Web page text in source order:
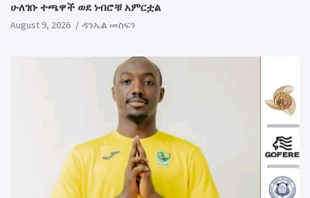
ሁለገቡ ተጫዋች ወደ ነብሮቹ አምርቷል
August 9, 2026 ዳንኤል መስፍን